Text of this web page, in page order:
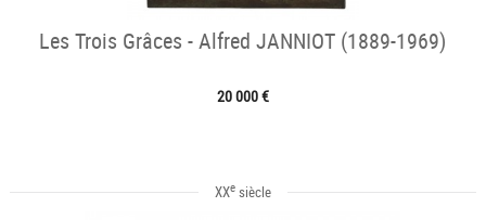
Les Trois Grâces - Alfred JANNIOT (1889-1969)
20 000 €
XXesiècle